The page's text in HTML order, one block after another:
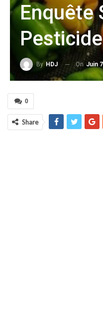
Enquête
By HDJ On Juin
0
Share